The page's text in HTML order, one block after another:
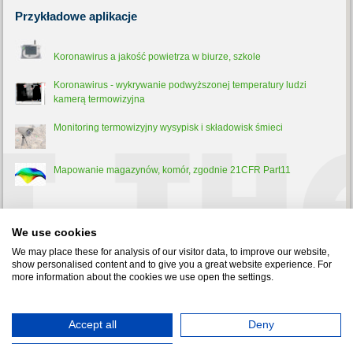
Przykładowe aplikacje
Koronawirus a jakość powietrza w biurze, szkole
Koronawirus - wykrywanie podwyższonej temperatury ludzi
kamerą termowizyjna
Monitoring termowizyjny wysypisk i składowisk śmieci
Mapowanie magazynów, komór, zgodnie 21CFR Part11
Pirometr - co to jest, jak działa i do czego służy?
Test-Therm Sp. z o.o. 30-009 Kraków, ul. Friedleina 4-6 tel.:
126321301,126326188
office@test-therm.pl
Copyright © 2022 TEST-THERM - Aparatura Kontrolno-Pomiarowa.
We use cookies
We may place these for analysis of our visitor data, to improve our website,
show personalised content and to give you a great website experience. For
more information about the cookies we use open the settings.
Accept all Deny